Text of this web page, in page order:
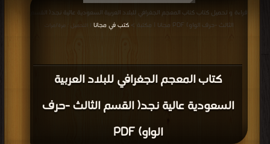
كتاب المعجم الجغرافي للبلاد العربية
السعودية عالية نجد( القسم الثالث -حرف
الواو) PDF
قراءة و تحميل كتاب كتاب المعجم الجغرافي للبلاد العربية السعودية عالية نجد( القسم
الثالث -حرف الواو) PDF مجانا | مكتبة >
كتب في مجانا | التحميل : مرة/مرات